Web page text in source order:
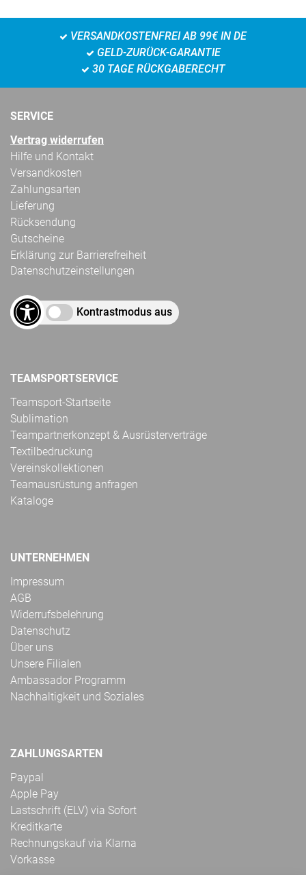
VERSANDKOSTENFREI AB 99€ IN DE
GELD-ZURÜCK-GARANTIE
30 TAGE RÜCKGABERECHT
SERVICE
Vertrag widerrufen
Hilfe und Kontakt
Versandkosten
Zahlungsarten
Lieferung
Rücksendung
Gutscheine
Erklärung zur Barrierefreiheit
Datenschutzeinstellungen
Kontrastmodus aus
TEAMSPORTSERVICE
Teamsport-Startseite
Sublimation
Teampartnerkonzept & Ausrüsterverträge
Textilbedruckung
Vereinskollektionen
Teamausrüstung anfragen
Kataloge
UNTERNEHMEN
Impressum
AGB
Widerrufsbelehrung
Datenschutz
Über uns
Unsere Filialen
Ambassador Programm
Nachhaltigkeit und Soziales
ZAHLUNGSARTEN
Paypal
Apple Pay
Lastschrift (ELV) via Sofort
Kreditkarte
Rechnungskauf via Klarna
Vorkasse